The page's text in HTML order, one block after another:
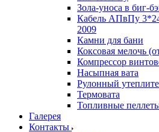
Зола-уноса в биг-
Кабель АПвПу
2009
Камни для бани
Коксовая мелочь
Компрессор
Насыпная вата
Рулонный
Термовата
Топливные
Галерея
Контакты